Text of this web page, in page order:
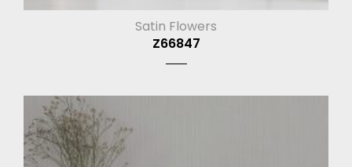
Satin Flowers
Z66847